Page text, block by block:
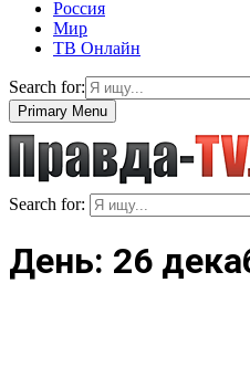
Россия
Мир
ТВ Онлайн
Search for:
Primary Menu
Search for:
День: 26